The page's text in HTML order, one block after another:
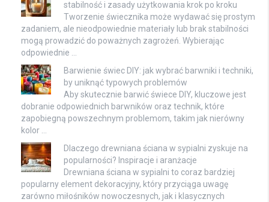
stabilność i zasady użytkowania krok po kroku
Tworzenie świecznika może wydawać się prostym
zadaniem, ale nieodpowiednie materiały lub brak stabilności
mogą prowadzić do poważnych zagrożeń. Wybierając
odpowiednie …
Barwienie świec DIY: jak wybrać barwniki i techniki,
by uniknąć typowych problemów
Aby skutecznie barwić świece DIY, kluczowe jest
dobranie odpowiednich barwników oraz technik, które
zapobiegną powszechnym problemom, takim jak nierówny
kolor …
Dlaczego drewniana ściana w sypialni zyskuje na
popularności? Inspiracje i aranżacje
Drewniana ściana w sypialni to coraz bardziej
popularny element dekoracyjny, który przyciąga uwagę
zarówno miłośników nowoczesnych, jak i klasycznych